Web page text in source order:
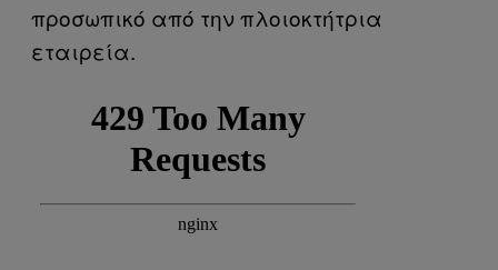
προσωπικό από την πλοιοκτήτρια
εταιρεία.